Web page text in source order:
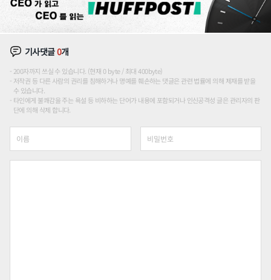
기사댓글0개
200자까지 쓰실 수 있습니다. (현재 0 byte / 최대 400byte)
저작권 등 다른 사람의 권리를 침해하거나 명예를 훼손하는 댓글은 관련 법률에 의해 제재를 받을
수 있습니다.
타인에게 불쾌감을 주는 욕설 등 비하하는 단어가 내용에 포함되거나 인신공격성 글은 관리자의 판
단에 의해 삭제 합니다.